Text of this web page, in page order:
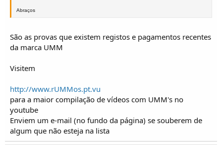
Abraços
São as provas que existem registos e pagamentos recentes
da marca UMM
Visitem
http://www.rUMMos.pt.vu
para a maior compilação de vídeos com UMM's no
youtube
Enviem um e-mail (no fundo da página) se souberem de
algum que não esteja na lista